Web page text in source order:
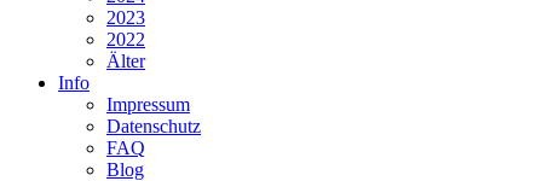
2023
2022
Älter
Info
Impressum
Datenschutz
FAQ
Blog